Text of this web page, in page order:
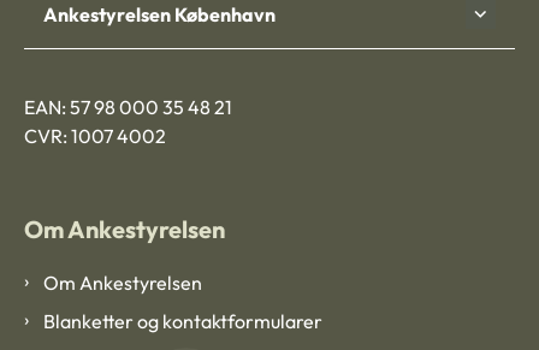
Ankestyrelsen København
EAN: 57 98 000 35 48 21
CVR: 1007 4002
Om Ankestyrelsen
Om Ankestyrelsen
Blanketter og kontaktformularer